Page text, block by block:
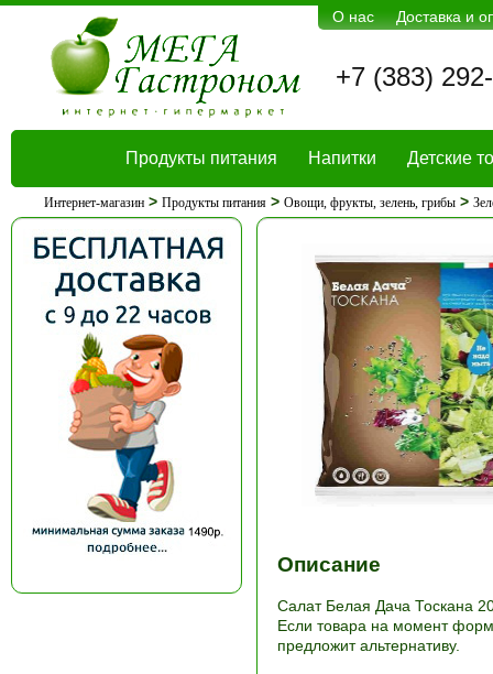
О нас Доставка и
+7 (383)
Продукты питания Напитки Детские
Интернет-магазин> Продукты питания> Овощи, фрукты, зелень, грибы>
Описание
Салат Белая Дача Тоскана
Если товара на момент
предложит альтернативу.